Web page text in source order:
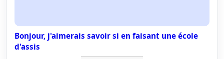
Bonjour, j'aimerais savoir si en faisant une école
d'assis